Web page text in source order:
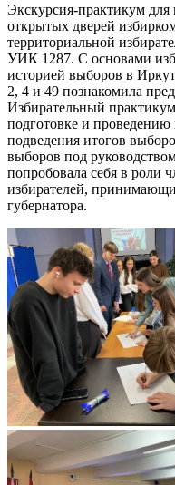
Экскурсия-практикум
открытых дверей
территориальной
УИК 1287. С основами
историей выборов в
2, 4 и 49 познакомила
Избирательный
подготовке и проведению
подведения итогов
выборов под
попробовала себя в роли
избирателей,
губернатора.